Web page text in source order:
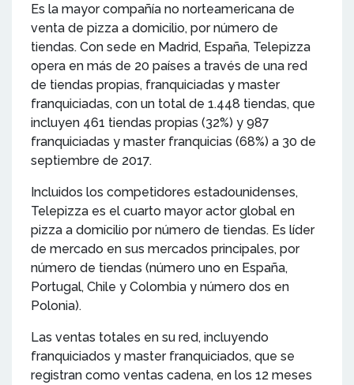
Es la mayor compañía no norteamericana de
venta de pizza a domicilio, por número de
tiendas. Con sede en Madrid, España, Telepizza
opera en más de 20 países a través de una red
de tiendas propias, franquiciadas y master
franquiciadas, con un total de 1.448 tiendas, que
incluyen 461 tiendas propias (32%) y 987
franquiciadas y master franquicias (68%) a 30 de
septiembre de 2017.
Incluidos los competidores estadounidenses,
Telepizza es el cuarto mayor actor global en
pizza a domicilio por número de tiendas. Es líder
de mercado en sus mercados principales, por
número de tiendas (número uno en España,
Portugal, Chile y Colombia y número dos en
Polonia).
Las ventas totales en su red, incluyendo
franquiciados y master franquiciados, que se
registran como ventas cadena, en los 12 meses